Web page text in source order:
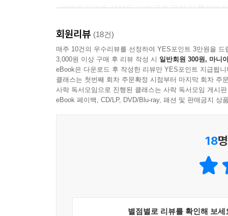
[근로시간·휴게 및 휴일 적용 제외]
11 감시적 근로자 승인을 받으려면 어떤 요건을 갖
12 단속적 근로자 승인을 받으려면 어떤 요건을 갖
13 아파트관리 위탁업체만 바뀐 경우 새로 감시·
02 사기업에서도 공휴일을 휴일로 보장해야 하나
03 감시·단속적 근로자에게도 ‘근로자의 날’을 유
- 이해가 어려운 부분은 사례(관련 판례 및 행정해
회원리뷰 (18건)
매주 10건의 우수리뷰를 선정하여 YES포인트 3만원을 드
3,000원 이상 구매 후 리뷰 작성 시 일반회원 300원, 마니
eBook은 다운로드 후 작성한 리뷰만 YES포인트 지급됩니
클래스는 첫번째 회차 주문확정 시점부터 마지막 회차 주
사락 독서모임으로 진행된 클래스는 사락 독서모임 게시
eBook 페이백, CD/LP, DVD/Blu-ray, 패션 및 판매금지 상
18
별점별로 리뷰를 확인해 보세